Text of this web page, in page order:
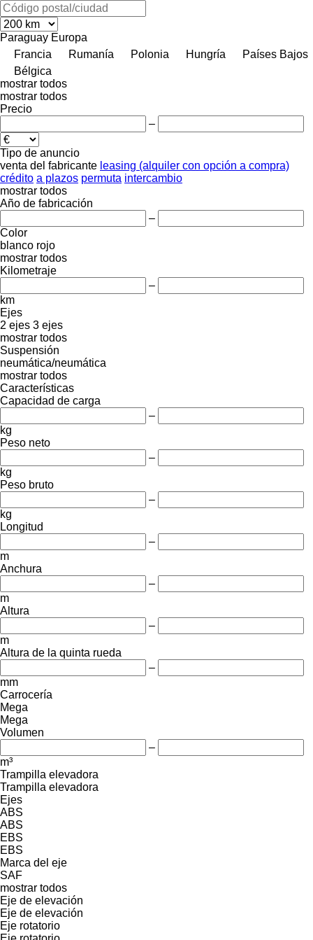
Paraguay Europa
Francia
Rumanía Polonia Hungría
Países Bajos
Bélgica
mostrar todos
mostrar todos
Precio
–
Tipo de anuncio
venta del fabricante leasing (alquiler con opción a compra)
crédito a plazos permuta intercambio
mostrar todos
Año de fabricación
–
Color
blanco rojo
mostrar todos
Kilometraje
–
km
Ejes
2 ejes 3 ejes
mostrar todos
Suspensión
neumática/neumática
mostrar todos
Características
Capacidad de carga
–
kg
Peso neto
–
kg
Peso bruto
–
kg
Longitud
–
m
Anchura
–
m
Altura
–
m
Altura de la quinta rueda
–
mm
Carrocería
Mega
Mega
Volumen
–
m³
Trampilla elevadora
Trampilla elevadora
Ejes
ABS
ABS
EBS
EBS
Marca del eje
SAF
mostrar todos
Eje de elevación
Eje de elevación
Eje rotatorio